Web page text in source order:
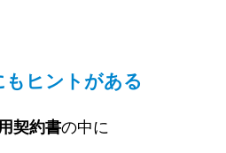
もヒントがある
契約書の中に